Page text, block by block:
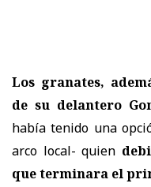
Los granates,
de su delantero
había tenido una
arco local- quien
que terminara el